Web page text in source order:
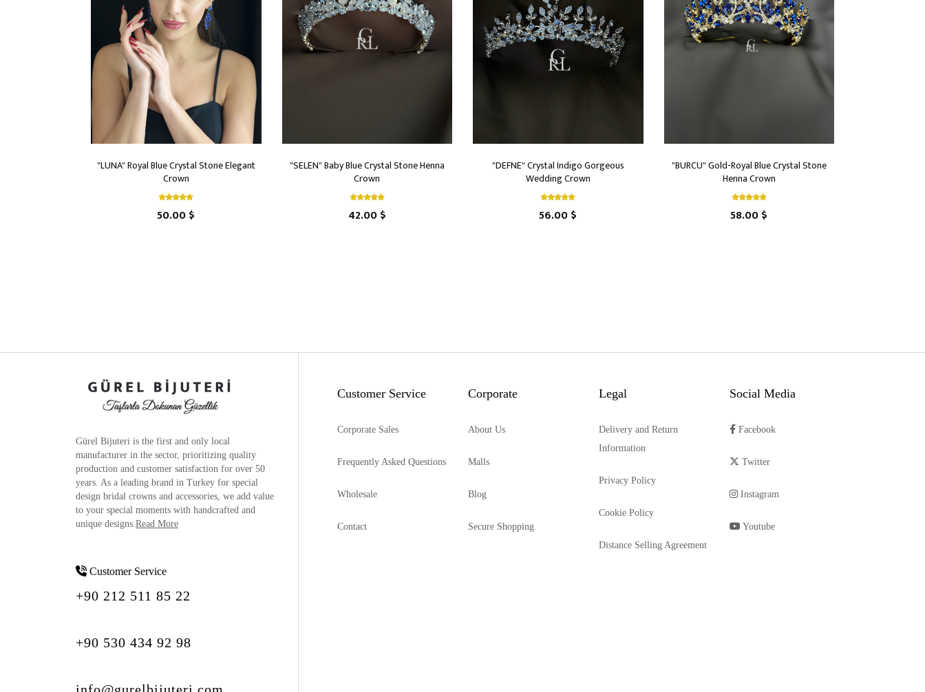
"LUNA" Royal Blue Crystal Stone Elegant
Crown
50.00 $
"SELEN" Baby Blue Crystal Stone Henna
Crown
42.00 $
"DEFNE" Crystal Indigo Gorgeous
Wedding Crown
56.00 $
"BURCU" Gold-Royal Blue Crystal Stone
Henna Crown
58.00 $
Gürel Bijuteri is the first and only local
manufacturer in the sector, prioritizing quality
production and customer satisfaction for over 50
years. As a leading brand in Turkey for special
design bridal crowns and accessories, we add value
to your special moments with handcrafted and
unique designs.Read More
Customer Service
+90 212 511 85 22
+90 530 434 92 98
Customer Service
Corporate Sales
Frequently Asked Questions
Wholesale
Contact
Corporate
About Us
Malls
Blog
Secure Shopping
Legal
Delivery and Return
Information
Privacy Policy
Cookie Policy
Distance Selling Agreement
Social Media
Facebook
Twitter
Instagram
Youtube